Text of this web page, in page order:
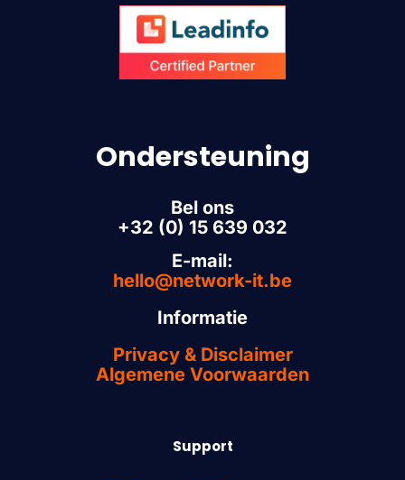
Ondersteuning
Bel ons
+32 (0) 15 639 032
E-mail:
hello@network-it.be
Informatie
Privacy & Disclaimer
Algemene Voorwaarden
Support